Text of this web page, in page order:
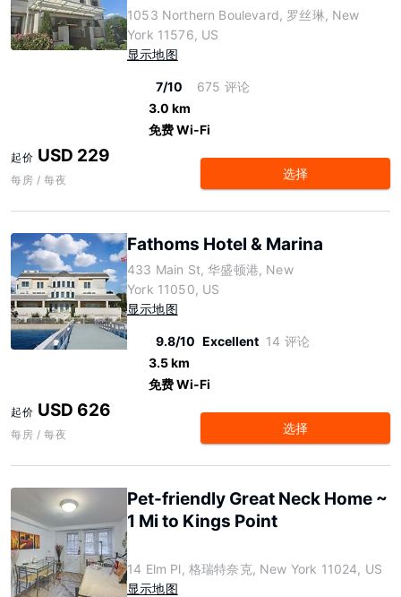
1053 Northern Boulevard, 罗丝琳, New
York 11576, US
显示地图
7/10
675 评论
3.0 km
免费 Wi-Fi
起价 USD 229
每房 / 每夜 选择
Fathoms Hotel & Marina
433 Main St, 华盛顿港, New
York 11050, US
显示地图
9.8/10 Excellent 14 评论
3.5 km
免费 Wi-Fi
起价 USD 626
每房 / 每夜 选择
Pet-friendly Great Neck Home ~
1 Mi to Kings Point
14 Elm Pl, 格瑞特奈克, New York 11024, US
显示地图